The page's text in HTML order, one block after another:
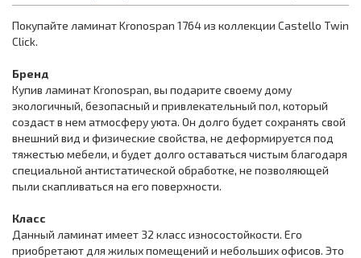
Покупайте ламинат Kronospan 1764 из коллекции Castello Twin
Click.
Бренд
Купив ламинат Kronospan, вы подарите своему дому
экологичный, безопасный и привлекательный пол, который
создаст в нем атмосферу уюта. Он долго будет сохранять свой
внешний вид и физические свойства, не деформируется под
тяжестью мебели, и будет долго оставаться чистым благодаря
специальной антистатической обработке, не позволяющей
пыли скапливаться на его поверхности.
Класс
Данный ламинат имеет 32 класс износостойкости. Его
приобретают для жилых помещений и небольших офисов. Это